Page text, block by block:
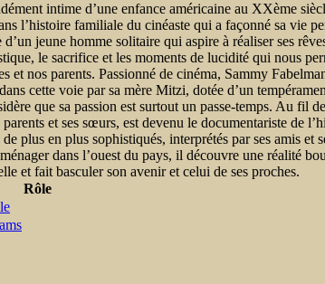
intime d’une enfance américaine au XXème
l’histoire familiale du cinéaste qui a façonné sa vie
jeune homme solitaire qui aspire à réaliser ses
le sacrifice et les moments de lucidité qui nous
et nos parents. Passionné de cinéma, Sammy
cette voie par sa mère Mitzi, dotée d’un
que sa passion est surtout un passe-temps. Au fil
parents et ses sœurs, est devenu le documentariste de
plus en plus sophistiqués, interprétés par ses amis et
dans l’ouest du pays, il découvre une réalité
et fait basculer son avenir et celui de ses proches.
Rôle